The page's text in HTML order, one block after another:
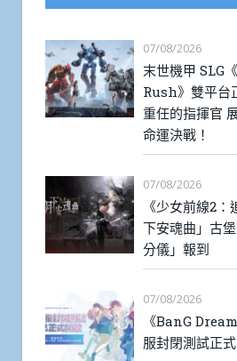
07/08/2026
末世機甲 SLG
Rush》雙平台
重任的指揮官
命運決戰！
07/08/2026
《少女前線2
下安魂曲」古
分儀」報到
07/08/2026
《BanG
服封閉測試正